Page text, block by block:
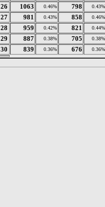
26 1063 0.46% 798 0.43%
27 981 0.43% 858 0.46%
28 959 0.42% 821 0.44%
29 887 0.38% 705 0.38%
30 839 0.36% 676 0.36%